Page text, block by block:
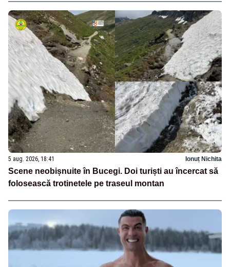
5 aug. 2026, 18:41 Ionuț Nichita
Scene neobișnuite în Bucegi. Doi turiști au încercat să
folosească trotinetele pe traseul montan